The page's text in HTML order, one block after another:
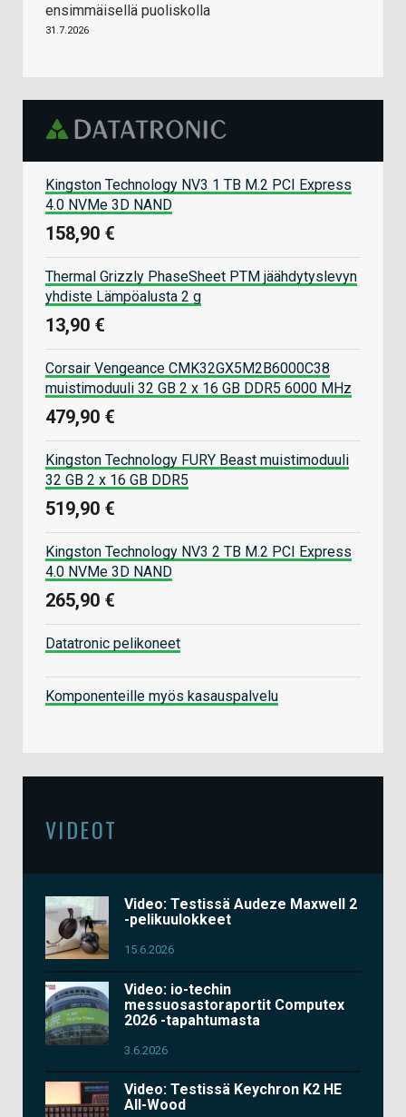
ensimmäisellä puoliskolla
31.7.2026
Kingston Technology NV3 1 TB M.2 PCI Express
4.0 NVMe 3D NAND
158,90 €
Thermal Grizzly PhaseSheet PTM jäähdytyslevyn
yhdiste Lämpöalusta 2 g
13,90 €
Corsair Vengeance CMK32GX5M2B6000C38
muistimoduuli 32 GB 2 x 16 GB DDR5 6000 MHz
479,90 €
Kingston Technology FURY Beast muistimoduuli
32 GB 2 x 16 GB DDR5
519,90 €
Kingston Technology NV3 2 TB M.2 PCI Express
4.0 NVMe 3D NAND
265,90 €
Datatronic pelikoneet
Komponenteille myös kasauspalvelu
VIDEOT
Video: Testissä Audeze Maxwell 2
-pelikuulokkeet
15.6.2026
Video: io-techin
messuosastoraportit Computex
2026 -tapahtumasta
3.6.2026
Video: Testissä Keychron K2 HE
All-Wood